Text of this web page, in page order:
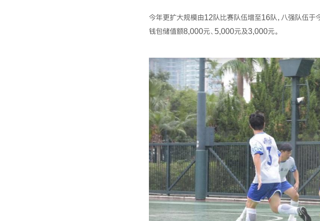
今年更扩大规模由12队比赛队伍增至16队，八强队伍于
钱包储值额8,000元、5,000元及3,000元。